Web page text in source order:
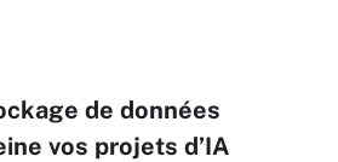
de données
vos projets d’IA